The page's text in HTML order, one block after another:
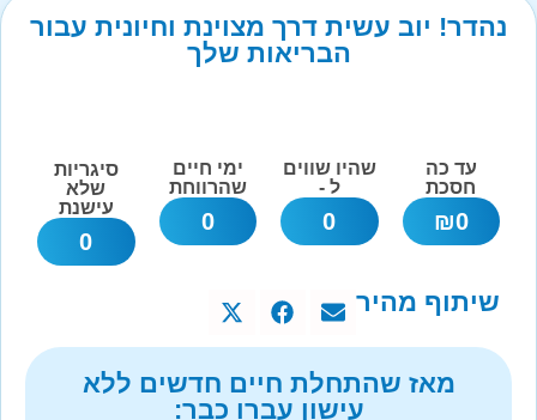
נהדר! יוב עשית דרך מצוינת וחיונית עבור
הבריאות שלך
עד כה
חסכת
0
₪
שהיו שווים
ל -
0
ימי חיים
שהרווחת
0
סיגריות
שלא
עישנת
0
שיתוף מהיר
מאז שהתחלת חיים חדשים ללא
עישון עברו כבר: